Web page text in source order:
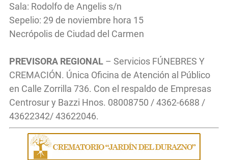
Sala: Rodolfo de Angelis s/n
Sepelio: 29 de noviembre hora 15
Necrópolis de Ciudad del Carmen
PREVISORA REGIONAL – Servicios FÚNEBRES Y
CREMACIÓN. Única Oficina de Atención al Público
en Calle Zorrilla 736. Con el respaldo de Empresas
Centrosur y Bazzi Hnos. 08008750 / 4362-6688 /
43622342/ 43622046.